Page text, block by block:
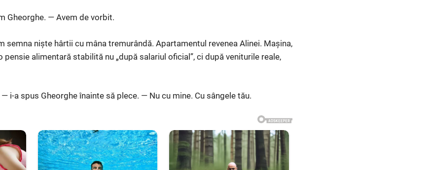
Gheorghe. — Avem de vorbit.
semna niște hârtii cu mâna tremurândă. Apartamentul revenea Alinei. Mașina,
pensie alimentară stabilită nu „după salariul oficial”, ci după veniturile reale,
i-a spus Gheorghe înainte să plece. — Nu cu mine. Cu sângele tău.